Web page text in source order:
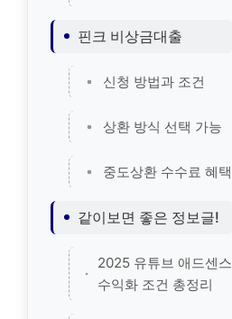
핀크 비상금대출
신청 방법과 조건
상환 방식 선택 가능
중도상환 수수료 혜택
같이보면 좋은 정보글!
2025 유튜브 애드센스
수익화 조건 총정리